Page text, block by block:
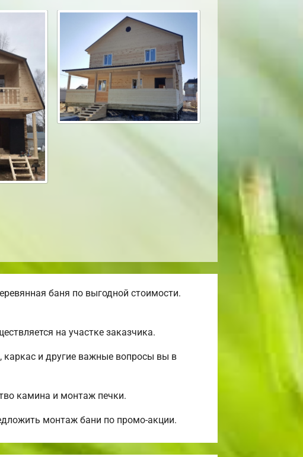
баня по выгодной стоимости.
на участке заказчика.
каркас и другие важные вопросы вы в
камина и монтаж печки.
монтаж бани по промо-акции.